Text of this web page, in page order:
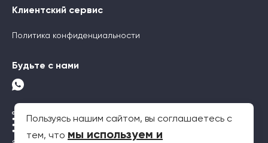
Клиентский сервис
Политика конфиденциальности
Будьте с нами
Пользуясь нашим сайтом, вы соглашаетесь с
тем, что мы используем и